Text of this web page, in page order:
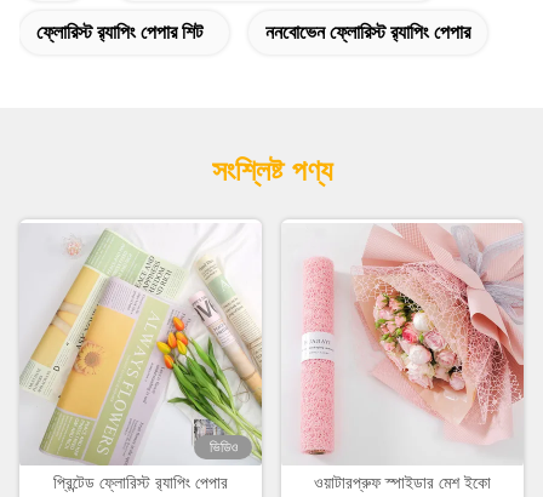
ফ্লোরিস্ট র‌্যাপিং পেপার শিট ননবোভেন ফ্লোরিস্ট র‌্যাপিং পেপার
সংশ্লিষ্ট পণ্য
ভিডিও
প্রিন্টেড ফ্লোরিস্ট র‌্যাপিং পেপার
ওয়াটারপ্রুফ স্পাইডার মেশ ইকো